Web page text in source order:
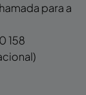
para a
158